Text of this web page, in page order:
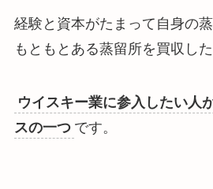
経験と資本がたまって自身の
もともとある蒸留所を買収し
ウイスキー業に参入したい人
スの一つ です。